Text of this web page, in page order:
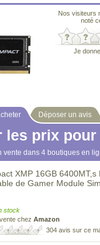
Nos visiteurs
noté
Je
Déposer un avis
les prix
vente dans 4 boutiques en
XMP 16GB
de Gamer Module
stock
chez Amazon
304 avis sur ce